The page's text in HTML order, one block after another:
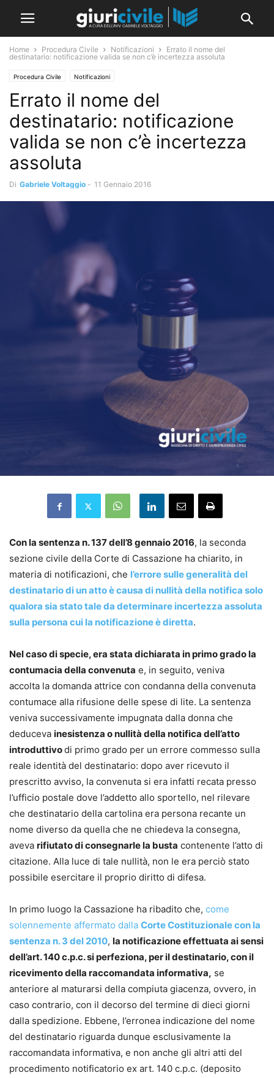
Home Procedura Civile Notificazioni
Errato il nome del
destinatario: notificazione valida se non c’è incertezza assoluta
Procedura Civile Notificazioni
Errato il nome del
destinatario: notificazione
valida se non c’è incertezza
assoluta
Di Gabriele Voltaggio - 11 Gennaio 2016
Con la sentenza n. 137 dell’8 gennaio 2016, la seconda
sezione civile della Corte di Cassazione ha chiarito, in
materia di notificazioni, che l’errore sulle generalità del
destinatario di un atto è causa di nullità della notifica solo
qualora sia stato tale da determinare incertezza assoluta
sulla persona cui la notificazione è diretta.
Nel caso di specie, era stata dichiarata in primo grado la
contumacia della convenuta e, in seguito, veniva
accolta la domanda attrice con condanna della convenuta
contumace alla rifusione delle spese di lite. La sentenza
veniva successivamente impugnata dalla donna che
deduceva inesistenza o nullità della notifica dell’atto
introduttivodi primo grado per un errore commesso sulla
reale identità del destinatario: dopo aver ricevuto il
prescritto avviso, la convenuta si era infatti recata presso
l’ufficio postale dove l’addetto allo sportello, nel rilevare
che destinatario della cartolina era persona recante un
nome diverso da quella che ne chiedeva la consegna,
aveva rifiutato di consegnarle la busta contenente l’atto di
citazione. Alla luce di tale nullità, non le era perciò stato
possibile esercitare il proprio diritto di difesa.
In primo luogo la Cassazione ha ribadito che, come
solennemente affermato dalla Corte Costituzionale con la
sentenza n. 3 del 2010, la notificazione effettuata ai sensi
dell’art. 140 c.p.c. si perfeziona, per il destinatario, con il
ricevimento della raccomandata informativa, se
anteriore al maturarsi della compiuta giacenza, ovvero, in
caso contrario, con il decorso del termine di dieci giorni
dalla spedizione. Ebbene, l’erronea indicazione del nome
del destinatario riguarda dunque esclusivamente la
raccomandata informativa, e non anche gli altri atti del
procedimento notificatorio ex art. 140 c.p.c. (deposito